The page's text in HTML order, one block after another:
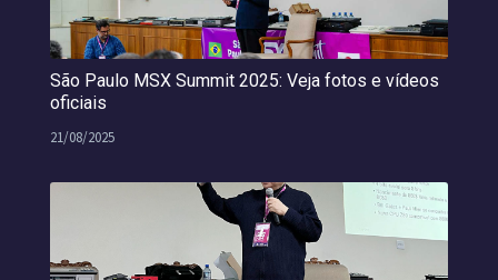
São Paulo MSX Summit 2025: Veja fotos e vídeos
oficiais
21/08/2025